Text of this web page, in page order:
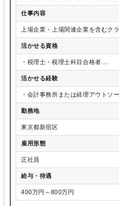
仕事内容
上場企業・上場関連企業を含むク
や会計士業務を中心とした経理ア
活かせる資格
・税理士・税理士科目合格者
・公認会計士 など
活かせる経験
・会計事務所または経理アウトソ
の実務経験 ・経理業務(年次決算レベル)経験 ・マネジメント経
験 など
勤務地
東京都新宿区
雇用形態
正社員
給与・待遇
400万円～800万円